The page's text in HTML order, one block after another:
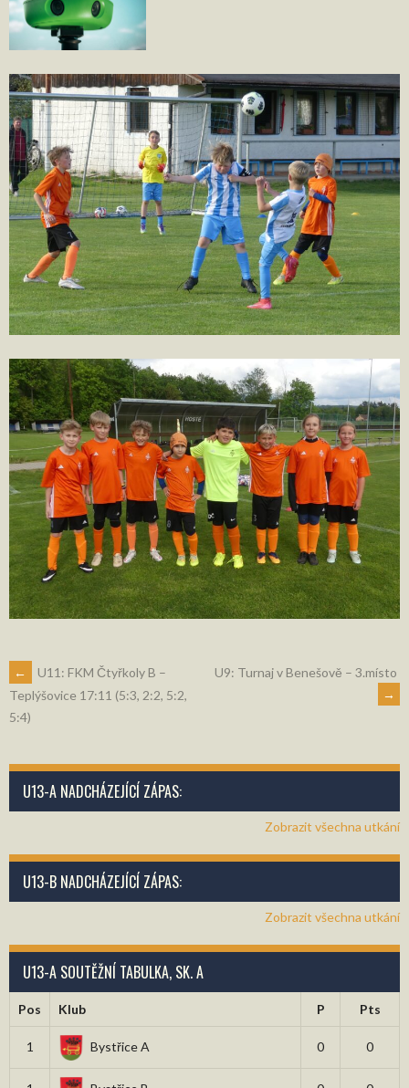
NAVIGACE
←
U11: FKM Čtyřkoly B –
Teplýšovice 17:11 (5:3, 2:2, 5:2,
5:4)
U9: Turnaj v Benešově – 3.místo
→
U13-A NADCHÁZEJÍCÍ ZÁPAS:
Zobrazit všechna utkání
U13-B NADCHÁZEJÍCÍ ZÁPAS:
Zobrazit všechna utkání
U13-A SOUTĚŽNÍ TABULKA, SK. A
Pos Klub P Pts
1 Bystřice A 0 0